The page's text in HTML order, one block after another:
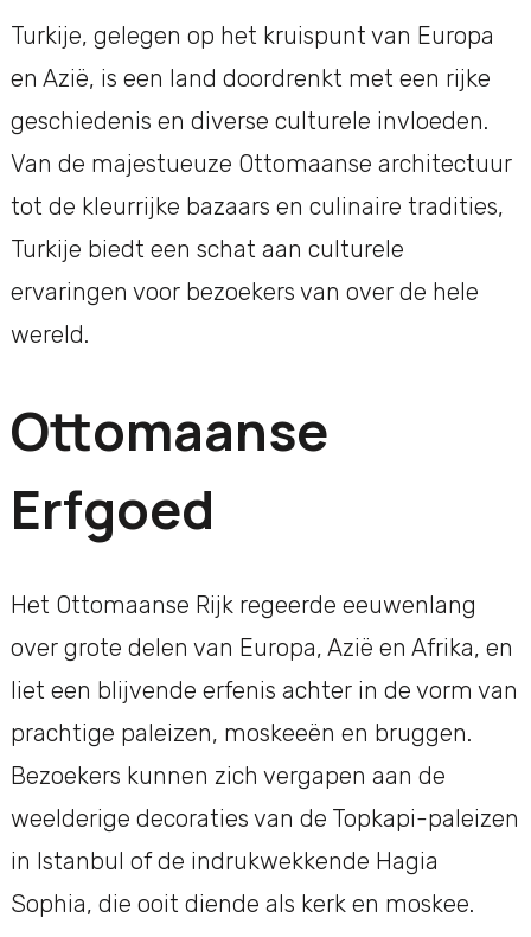
Turkije, gelegen op het kruispunt van Europa
en Azië, is een land doordrenkt met een rijke
geschiedenis en diverse culturele invloeden.
Van de majestueuze Ottomaanse architectuur
tot de kleurrijke bazaars en culinaire tradities,
Turkije biedt een schat aan culturele
ervaringen voor bezoekers van over de hele
wereld.
Ottomaanse
Erfgoed
Het Ottomaanse Rijk regeerde eeuwenlang
over grote delen van Europa, Azië en Afrika, en
liet een blijvende erfenis achter in de vorm van
prachtige paleizen, moskeeën en bruggen.
Bezoekers kunnen zich vergapen aan de
weelderige decoraties van de Topkapi-paleizen
in Istanbul of de indrukwekkende Hagia
Sophia, die ooit diende als kerk en moskee.